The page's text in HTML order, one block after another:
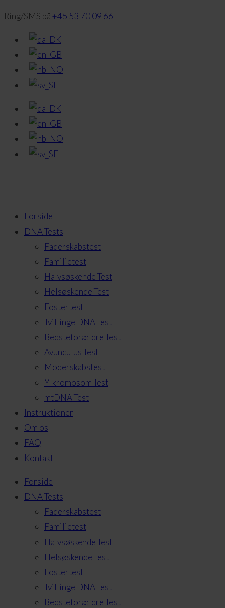
Ring/SMS på+45 53 70 09 66
Forside
DNA Tests
Faderskabstest
Familietest
Halvsøskende Test
Helsøskende Test
Fostertest
Tvillinge DNA Test
Bedsteforældre Test
Avunculus Test
Moderskabstest
Y-kromosom Test
mtDNA Test
Instruktioner
Om os
FAQ
Kontakt
Forside
DNA Tests
Faderskabstest
Familietest
Halvsøskende Test
Helsøskende Test
Fostertest
Tvillinge DNA Test
Bedsteforældre Test